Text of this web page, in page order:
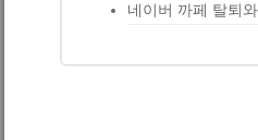
네이버 까페 탈퇴